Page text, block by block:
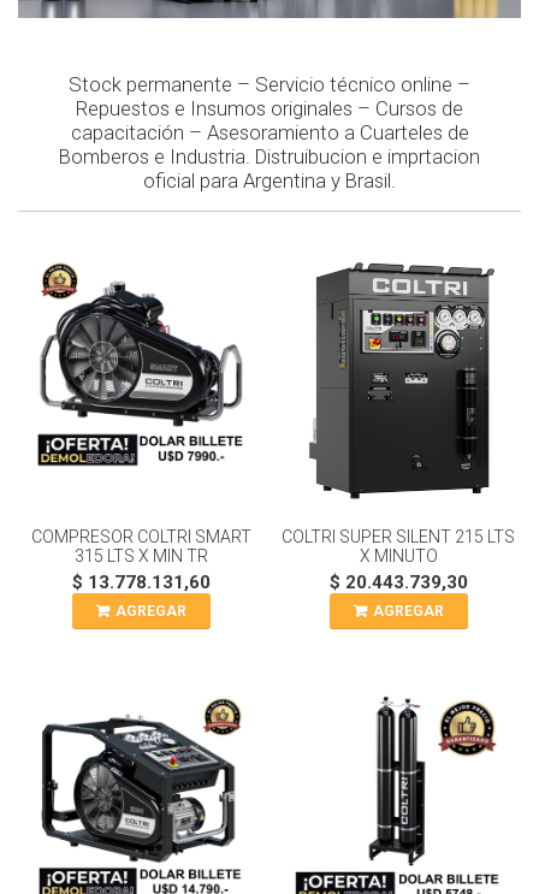
Stock permanente – Servicio técnico online –
Repuestos e Insumos originales – Cursos de
capacitación – Asesoramiento a Cuarteles de
Bomberos e Industria. Distruibucion e imprtacion
oficial para Argentina y Brasil.
COMPRESOR COLTRI SMART
315 LTS X MIN TR
$ 13.778.131,60
AGREGAR
COLTRI SUPER SILENT 215 LTS
X MINUTO
$ 20.443.739,30
AGREGAR